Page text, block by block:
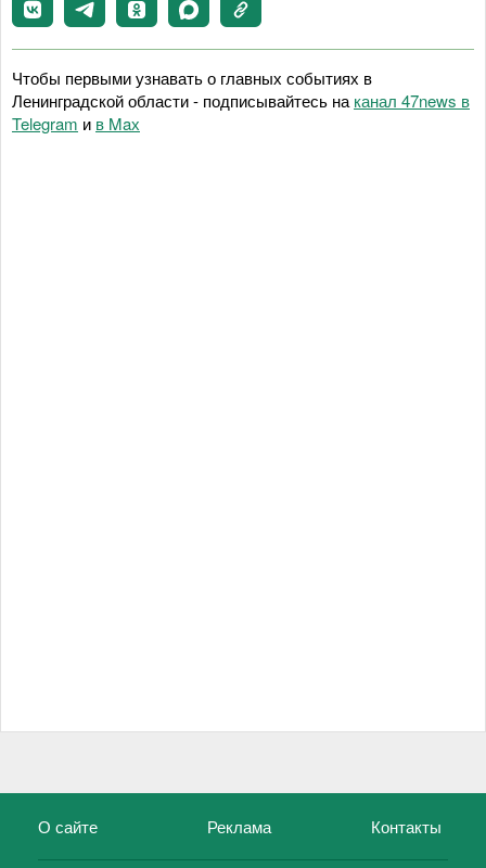
Чтобы первыми узнавать о главных событиях в
Ленинградской области - подписывайтесь на канал 47news в
Telegram и в Maх
О сайте Реклама Контакты